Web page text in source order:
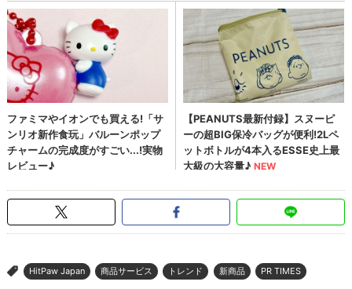
> HitPaw Japan 商品サービス トレンド 新商品 PR TIMES